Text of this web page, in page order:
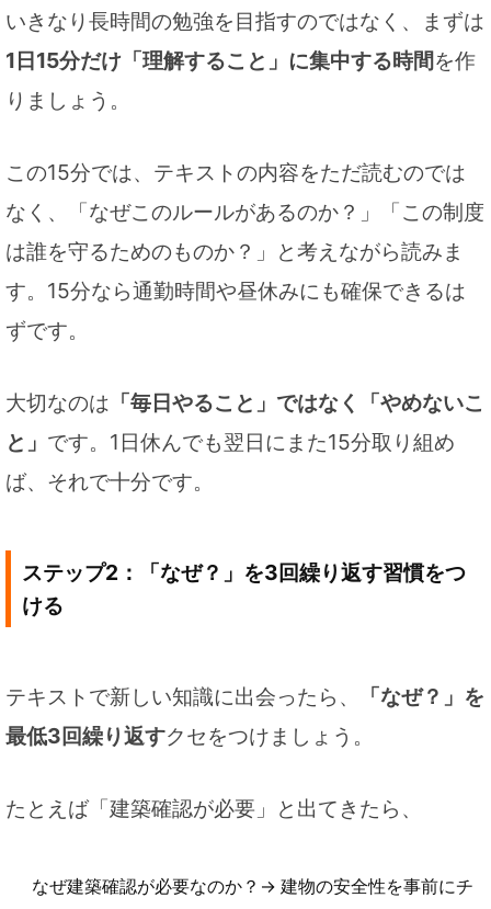
いきなり長時間の勉強を目指すのではなく、まずは
1日15分だけ「理解すること」に集中する時間を作
りましょう。
この15分では、テキストの内容をただ読むのでは
なく、「なぜこのルールがあるのか？」「この制度
は誰を守るためのものか？」と考えながら読みま
す。15分なら通勤時間や昼休みにも確保できるは
ずです。
大切なのは 「毎日やること」ではなく「やめないこ
と」 です。1日休んでも翌日にまた15分取り組め
ば、それで十分です。
ステップ2：「なぜ？」を3回繰り返す習慣をつ
ける
テキストで新しい知識に出会ったら、
「なぜ？」を
最低3回繰り返すクセをつけましょう。
たとえば「建築確認が必要」と出てきたら、
なぜ建築確認が必要なのか？→ 建物の安全性を事前にチ